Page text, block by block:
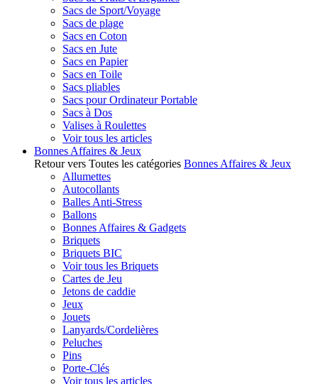
Sacs de Sport/Voyage
Sacs de plage
Sacs en Coton
Sacs en Jute
Sacs en Papier
Sacs en Toile
Sacs pliables
Sacs pour Ordinateur Portable
Sacs à Dos
Valises à Roulettes
Voir tous les articles
Bonnes Affaires & Jeux
Retour vers Toutes les catégories Bonnes Affaires & Jeux
Allumettes
Autocollants
Balles Anti-Stress
Ballons
Bonnes Affaires & Gadgets
Briquets
Briquets BIC
Voir tous les Briquets
Cartes de Jeu
Jetons de caddie
Jeux
Jouets
Lanyards/Cordelières
Peluches
Pins
Porte-Clés
Voir tous les articles